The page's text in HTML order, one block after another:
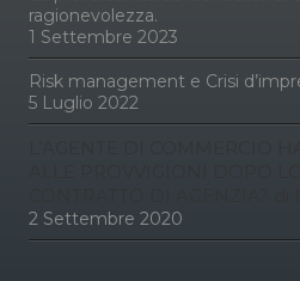
ragionevolezza.
1 Settembre 2023
Risk management e Crisi
5 Luglio 2022
2 Settembre 2020